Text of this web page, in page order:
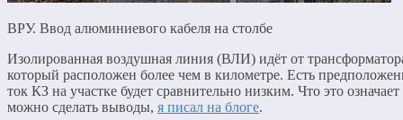
ВРУ. Ввод алюминиевого кабеля на столбе
Изолированная воздушная линия (ВЛИ) идёт от
который расположен более чем в километре. Есть
ток КЗ на участке будет сравнительно низким. Что это
можно сделать выводы, я писал на блоге.